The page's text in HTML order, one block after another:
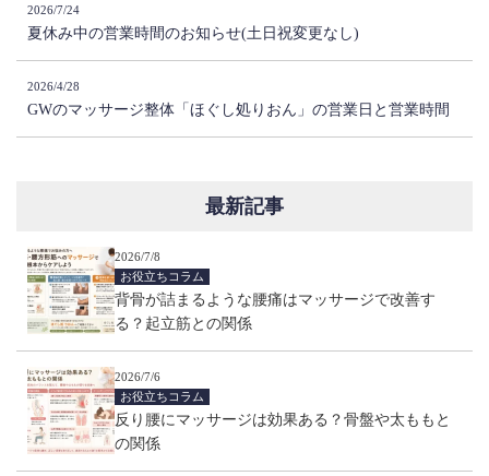
2026/7/24
夏休み中の営業時間のお知らせ(土日祝変更なし)
2026/4/28
GWのマッサージ整体「ほぐし処りおん」の営業日と営業時間
最新記事
2026/7/8
お役立ちコラム
背骨が詰まるような腰痛はマッサージで改善す
る？起立筋との関係
2026/7/6
お役立ちコラム
反り腰にマッサージは効果ある？骨盤や太ももと
の関係